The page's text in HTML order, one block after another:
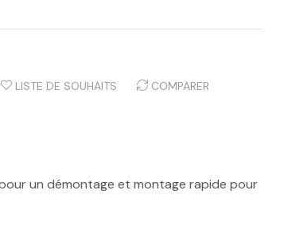
LISTE DE SOUHAITS COMPARER
un démontage et montage rapide pour